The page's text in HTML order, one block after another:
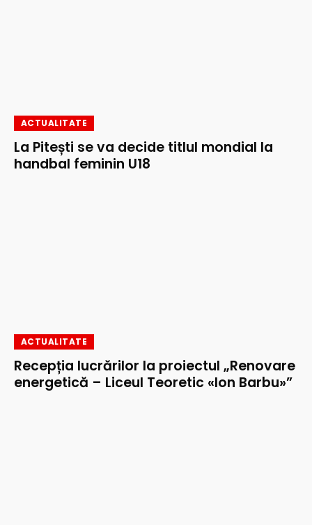
ACTUALITATE
La Pitești se va decide titlul mondial la
handbal feminin U18
ACTUALITATE
Recepția lucrărilor la proiectul „Renovare
energetică – Liceul Teoretic «Ion Barbu»”